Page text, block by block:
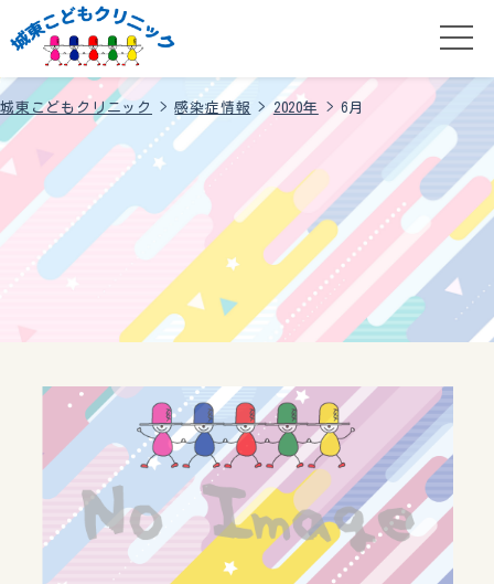
城東こどもクリニック >感染症情報 > 2020年 >6月